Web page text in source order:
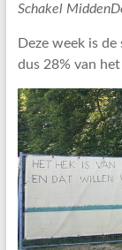
Schakel
Deze week is
dus 28% van